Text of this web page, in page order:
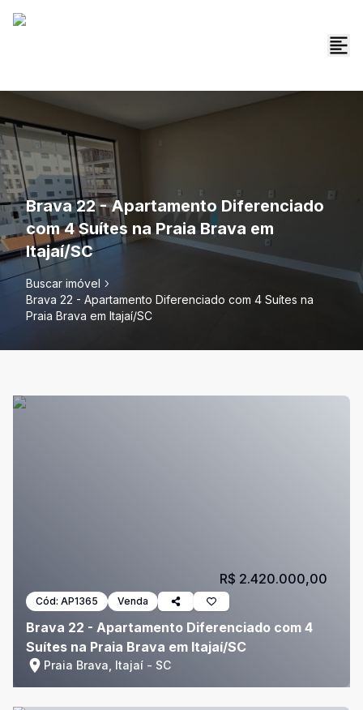
Brava 22 - Apartamento Diferenciado
com 4 Suítes na Praia Brava em
Itajaí/SC
Buscar imóvel
Brava 22 - Apartamento Diferenciado com 4 Suítes na
Praia Brava em Itajaí/SC
Cód: AP1365 Venda
Brava 22 - Apartamento Diferenciado com 4
Suítes na Praia Brava em Itajaí/SC
Praia Brava, Itajaí - SC
R$ 2.420.000,00